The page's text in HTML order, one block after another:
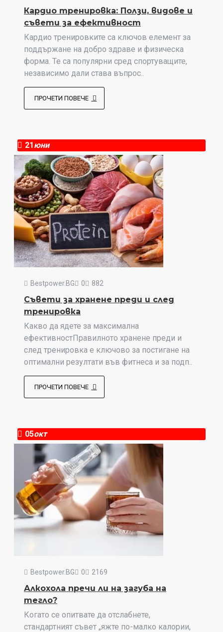
Кардио тренировка: Ползи, видове и
съвети за ефективност
Кардио тренировките са ключов елемент за
поддържане на добро здраве и физическа
форма. Те са популярни сред спортуващите,
независимо дали става въпрос..
ПРОЧЕТИ ПОВЕЧЕ
21юни
Bestpower.BG 0 882
Съвети за хранене преди и след
тренировка
Какво да ядете за максимална
ефективностПравилното хранене преди и
след тренировка е ключово за постигане на
оптимални резултати във фитнеса и за подп..
ПРОЧЕТИ ПОВЕЧЕ
05окт
Bestpower.BG 0 2169
Алкохола пречи ли на загуба на
тегло?
Когато се опитвате да отслабнете,
стандартният съвет „яжте по-малко калории,